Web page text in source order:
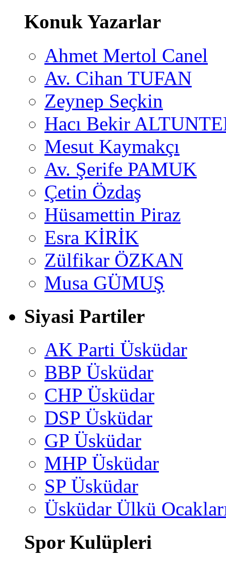
Konuk Yazarlar
Ahmet Mertol Canel
Av. Cihan TUFAN
Zeynep Seçkin
Hacı Bekir
Mesut Kaymakçı
Av. Şerife PAMUK
Çetin Özdaş
Hüsamettin Piraz
Esra KİRİK
Zülfikar ÖZKAN
Musa GÜMUŞ
Siyasi Partiler
AK Parti Üsküdar
BBP Üsküdar
CHP Üsküdar
DSP Üsküdar
GP Üsküdar
MHP Üsküdar
SP Üsküdar
Üsküdar Ülkü
Spor Kulüpleri